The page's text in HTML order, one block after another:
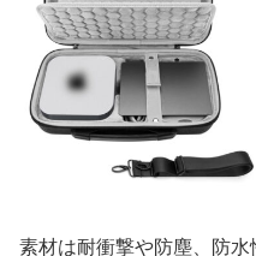
素材は耐衝撃や防塵、防水